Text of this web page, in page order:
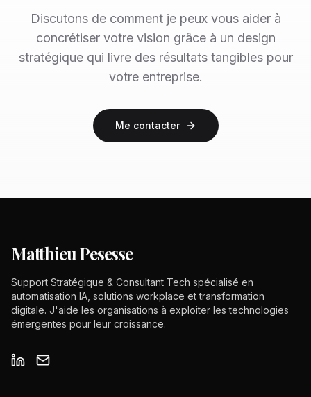
Discutons de comment je peux vous aider à
concrétiser votre vision grâce à un design
stratégique qui livre des résultats tangibles pour
votre entreprise.
Me contacter
Matthieu Pesesse
Support Stratégique & Consultant Tech spécialisé en
automatisation IA, solutions workplace et transformation
digitale. J'aide les organisations à exploiter les technologies
émergentes pour leur croissance.